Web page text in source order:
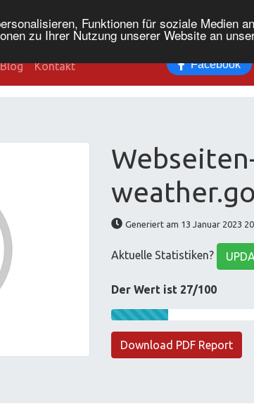
Funktionen für soziale Medien
zu Ihrer Nutzung unserer Website an
Blog Kontakt Facebook
Generiert am 13 Januar 2023
Aktuelle Statistiken?
Der Wert ist 27/100
Download PDF Report